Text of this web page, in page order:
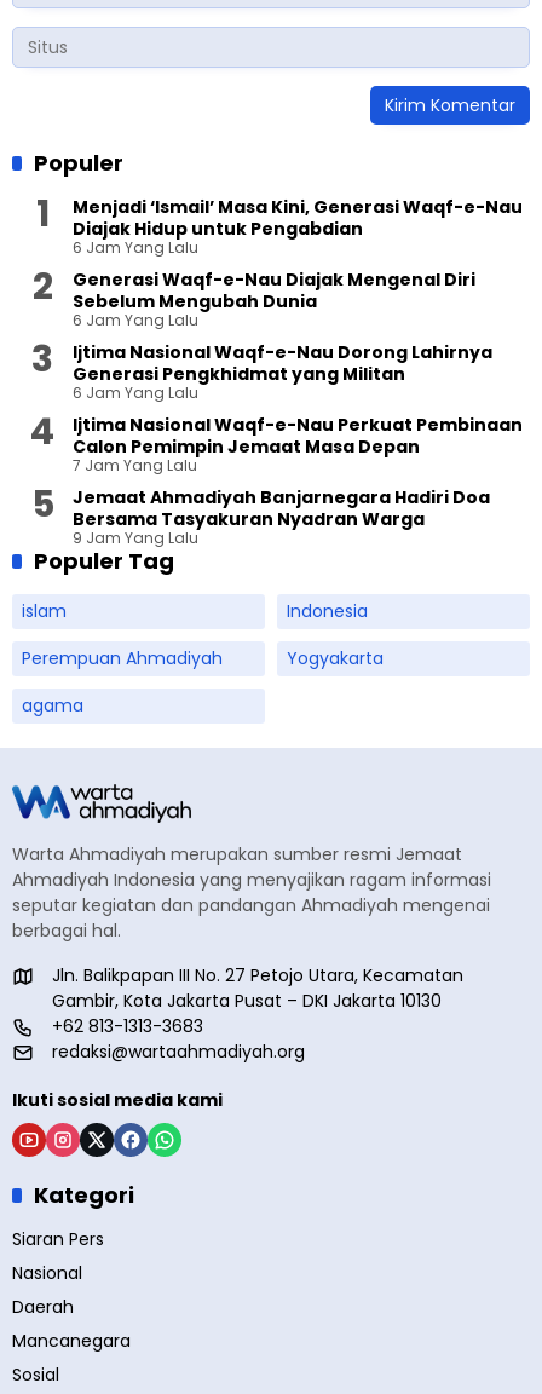
Populer
Menjadi ‘Ismail’ Masa Kini, Generasi Waqf-e-Nau
Diajak Hidup untuk Pengabdian
6 Jam Yang Lalu
Generasi Waqf-e-Nau Diajak Mengenal Diri
Sebelum Mengubah Dunia
6 Jam Yang Lalu
Ijtima Nasional Waqf-e-Nau Dorong Lahirnya
Generasi Pengkhidmat yang Militan
6 Jam Yang Lalu
Ijtima Nasional Waqf-e-Nau Perkuat Pembinaan
Calon Pemimpin Jemaat Masa Depan
7 Jam Yang Lalu
Jemaat Ahmadiyah Banjarnegara Hadiri Doa
Bersama Tasyakuran Nyadran Warga
9 Jam Yang Lalu
Populer Tag
islam
Indonesia
Perempuan Ahmadiyah
Yogyakarta
agama
Warta Ahmadiyah merupakan sumber resmi Jemaat
Ahmadiyah Indonesia yang menyajikan ragam informasi
seputar kegiatan dan pandangan Ahmadiyah mengenai
berbagai hal.
Jln. Balikpapan III No. 27 Petojo Utara, Kecamatan
Gambir, Kota Jakarta Pusat – DKI Jakarta 10130
+62 813-1313-3683
redaksi@wartaahmadiyah.org
Ikuti sosial media kami
Kategori
Siaran Pers
Nasional
Daerah
Mancanegara
Sosial